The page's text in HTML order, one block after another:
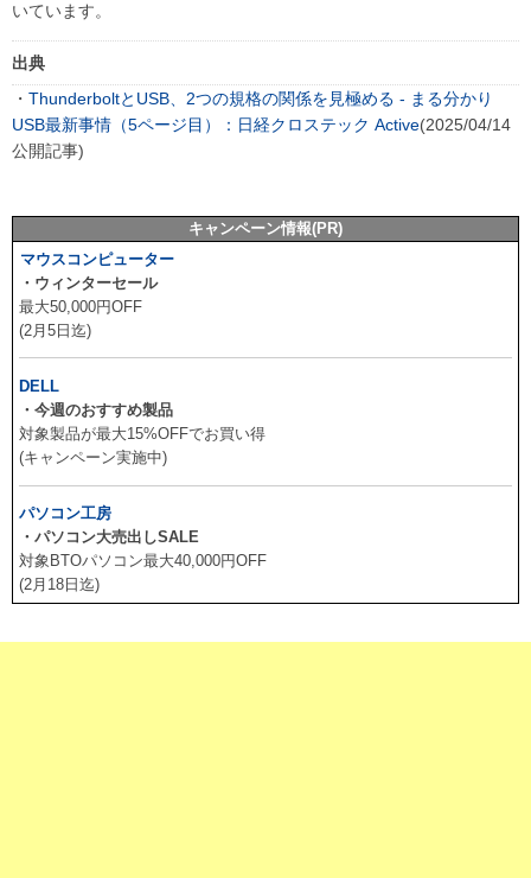
いています。
出典
・ ThunderboltとUSB、2つの規格の関係を見極める - まる分かり
USB最新事情（5ページ目）：日経クロステック Active(2025/04/14
公開記事)
キャンペーン情報(PR)
マウスコンピューター
・ウィンターセール
最大50,000円OFF
(2月5日迄)
DELL
・今週のおすすめ製品
対象製品が最大15%OFFでお買い得
(キャンペーン実施中)
パソコン工房
・パソコン大売出しSALE
対象BTOパソコン最大40,000円OFF
(2月18日迄)